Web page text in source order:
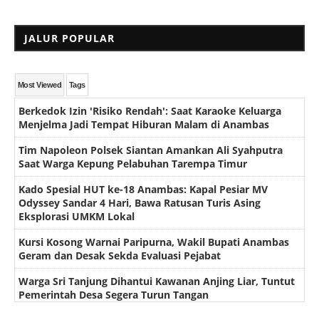
JALUR POPULAR
Most Viewed Tags
Berkedok Izin 'Risiko Rendah': Saat Karaoke Keluarga
Menjelma Jadi Tempat Hiburan Malam di Anambas
Tim Napoleon Polsek Siantan Amankan Ali Syahputra
Saat Warga Kepung Pelabuhan Tarempa Timur
Kado Spesial HUT ke-18 Anambas: Kapal Pesiar MV
Odyssey Sandar 4 Hari, Bawa Ratusan Turis Asing
Eksplorasi UMKM Lokal
Kursi Kosong Warnai Paripurna, Wakil Bupati Anambas
Geram dan Desak Sekda Evaluasi Pejabat
Warga Sri Tanjung Dihantui Kawanan Anjing Liar, Tuntut
Pemerintah Desa Segera Turun Tangan